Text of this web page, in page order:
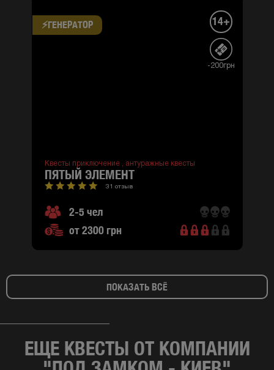
⚡​ГЕНЕРАТОР 14+
-200грн
Квесты приключение , антуражные квесты
ПЯТЫЙ ЭЛЕМЕНТ
31 отзыв
2-5 чел
от 2300 грн
ПОКАЗАТЬ ВСЁ
ЕЩЕ КВЕСТЫ ОТ КОМПАНИИ